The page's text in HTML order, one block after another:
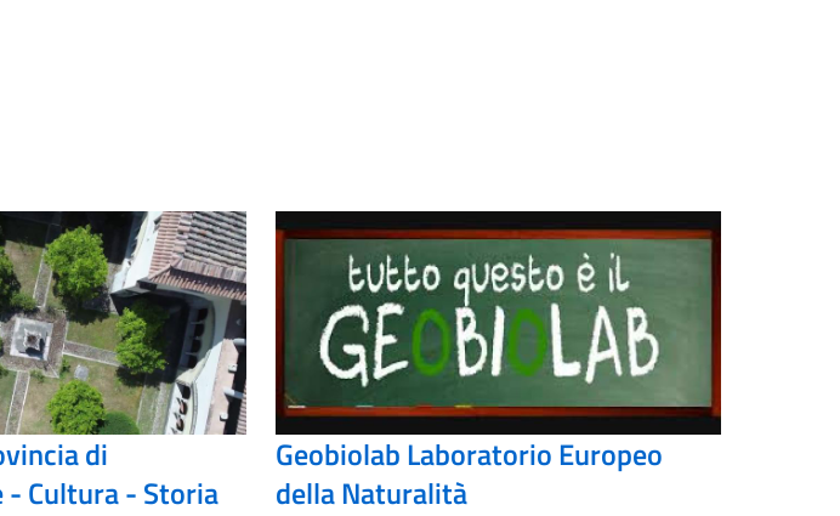
di
Cultura - Storia
Geobiolab Laboratorio Europeo
della Naturalità